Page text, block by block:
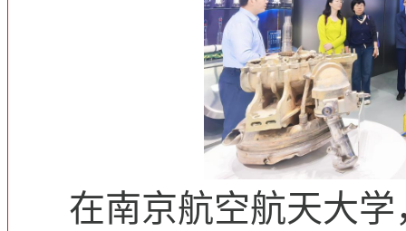
在南京航空航天大